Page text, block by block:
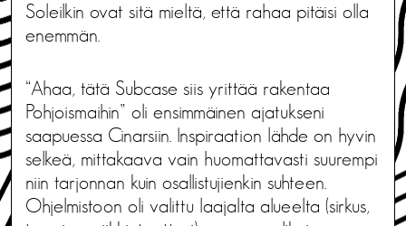
Soleilkin ovat sitä mieltä, että rahaa pitäisi olla
enemmän.
“Ahaa, tätä Subcase siis yrittää rakentaa
Pohjoismaihin” oli ensimmäinen ajatukseni
saapuessa Cinarsiin. Inspiraation lähde on hyvin
selkeä, mittakaava vain huomattavasti suurempi
niin tarjonnan kuin osallistujienkin suhteen.
Ohjelmistoon oli valittu laajalta alueelta (sirkus,